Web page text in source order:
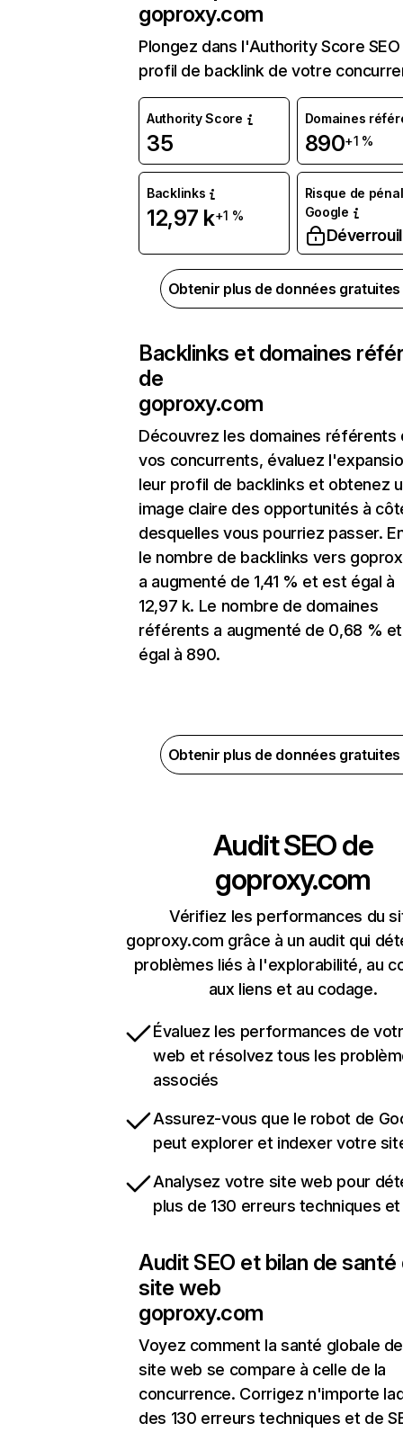
goproxy.com
Plongez dans l'Authority Score
profil de backlink de votre
Authority Score
35
Domaines
890+1 %
Backlinks
12,97 k+1 %
Risque de
Google
Obtenir plus de données
Backlinks et domaines
de
goproxy.com
Découvrez les domaines référents
vos concurrents, évaluez
leur profil de backlinks et obtenez
image claire des opportunités à
desquelles vous pourriez passer.
le nombre de backlinks vers
a augmenté de 1,41 % et est égal à
12,97 k. Le nombre de domaines
référents a augmenté de 0,68 %
égal à 890.
Obtenir plus de données
Audit SEO de
goproxy.com
Vérifiez les performances du
goproxy.com grâce à un audit qui
problèmes liés à l'explorabilité, au
aux liens et au codage.
Évaluez les performances de
web et résolvez tous les
associés
Assurez-vous que le robot de
peut explorer et indexer votre
Analysez votre site web pour
plus de 130 erreurs techniques et
Audit SEO et bilan de santé
site web
goproxy.com
Voyez comment la santé globale
site web se compare à celle de la
concurrence. Corrigez n'importe
des 130 erreurs techniques et de